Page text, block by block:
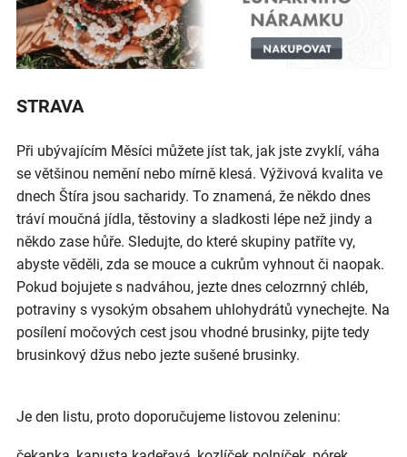
STRAVA
Při ubývajícím Měsíci můžete jíst tak, jak jste zvyklí, váha
se většinou nemění nebo mírně klesá. Výživová kvalita ve
dnech Štíra jsou sacharidy. To znamená, že někdo dnes
tráví moučná jídla, těstoviny a sladkosti lépe než jindy a
někdo zase hůře. Sledujte, do které skupiny patříte vy,
abyste věděli, zda se mouce a cukrům vyhnout či naopak.
Pokud bojujete s nadváhou, jezte dnes celozrnný chléb,
potraviny s vysokým obsahem uhlohydrátů vynechejte. Na
posílení močových cest jsou vhodné brusinky, pijte tedy
brusinkový džus nebo jezte sušené brusinky.
Je den listu, proto doporučujeme listovou zeleninu: